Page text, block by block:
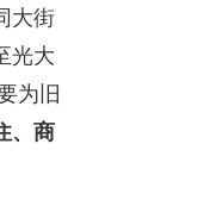
大街
光大
为旧
、商